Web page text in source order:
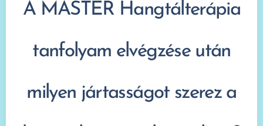
A MASTER Hangtálterápia
tanfolyam elvégzése után
milyen jártasságot szerez a